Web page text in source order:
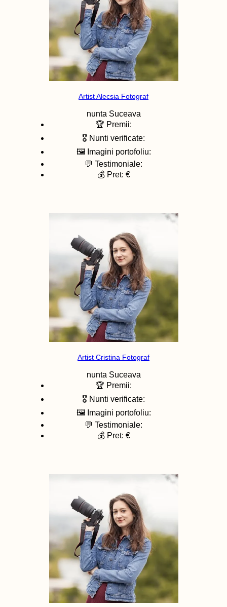
Artist Alecsia Fotograf
nunta Suceava
🏆 Premii:
🎖️ Nunti verificate:
🖼️ Imagini portofoliu:
💬 Testimoniale:
💰 Pret: €
Artist Cristina Fotograf
nunta Suceava
🏆 Premii:
🎖️ Nunti verificate:
🖼️ Imagini portofoliu:
💬 Testimoniale:
💰 Pret: €